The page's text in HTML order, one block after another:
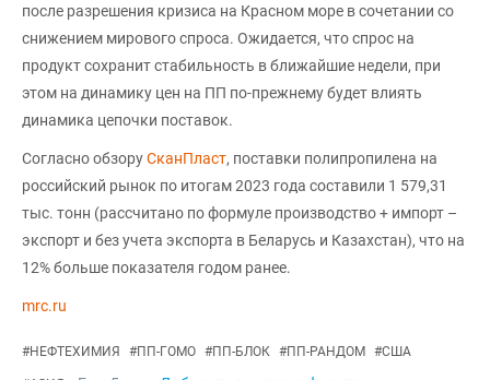
после разрешения кризиса на Красном море в сочетании со
снижением мирового спроса. Ожидается, что спрос на
продукт сохранит стабильность в ближайшие недели, при
этом на динамику цен на ПП по-прежнему будет влиять
динамика цепочки поставок.
Согласно обзоруСканПласт, поставки полипропилена на
российский рынок по итогам 2023 года составили 1 579,31
тыс. тонн (рассчитано по формуле производство + импорт –
экспорт и без учета экспорта в Беларусь и Казахстан), что на
12% больше показателя годом ранее.
mrc.ru
#НЕФТЕХИМИЯ #ПП-ГОМО #ПП-БЛОК #ПП-РАНДОМ #США